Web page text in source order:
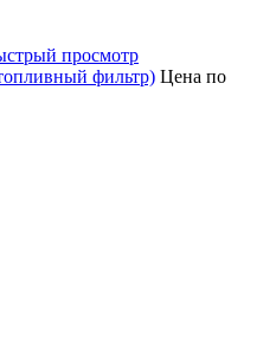
просмотр
фильтр) Цена по